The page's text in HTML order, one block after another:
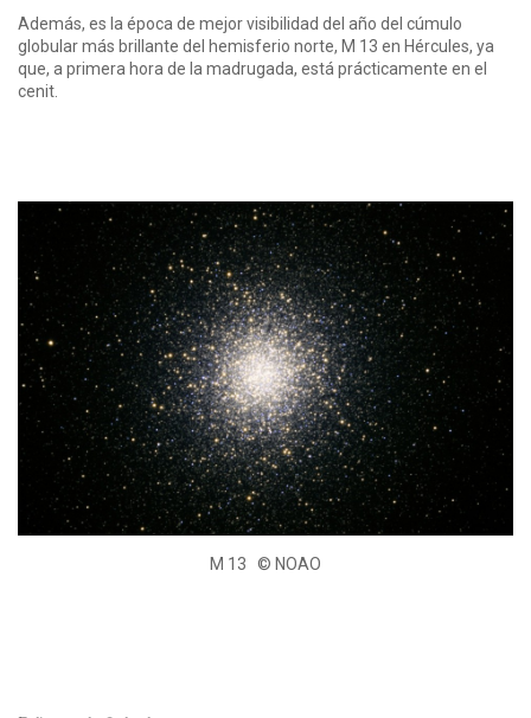
Además, es la época de mejor visibilidad del año del cúmulo
globular más brillante del hemisferio norte, M 13 en Hércules, ya
que, a primera hora de la madrugada, está prácticamente en el
cenit.
M 13 © NOAO